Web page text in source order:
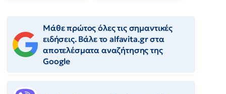
Μάθε πρώτος όλες τις σημαντικές
ειδήσεις. Βάλε το alfavita.gr στα
αποτελέσματα αναζήτησης της
Google